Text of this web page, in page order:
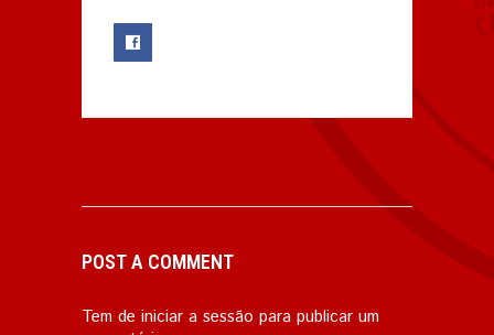
POST A COMMENT
Tem de iniciar a sessão para publicar um